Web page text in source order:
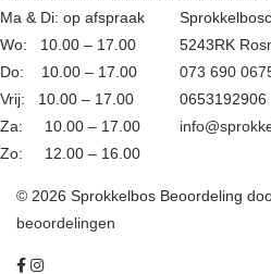
Ma & Di: op afspraak
Wo: 10.00 – 17.00
Do: 10.00 – 17.00
Vrij: 10.00 – 17.00
Za: 10.00 – 17.00
Zo: 12.00 – 16.00
5243RK
073 690
0653192906
© 2026 Sprokkelbos Beoordeling
beoordelingen